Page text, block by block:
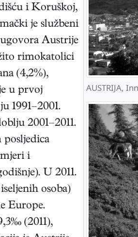
AUSTRIJA,
i Koruškoj,
je službeni
Austrije
rimokatolici
(4,2%),
u prvoj
1991–2001.
2001–2011.
mjeri i
U 2011.
osoba)
Europe.
(2011),